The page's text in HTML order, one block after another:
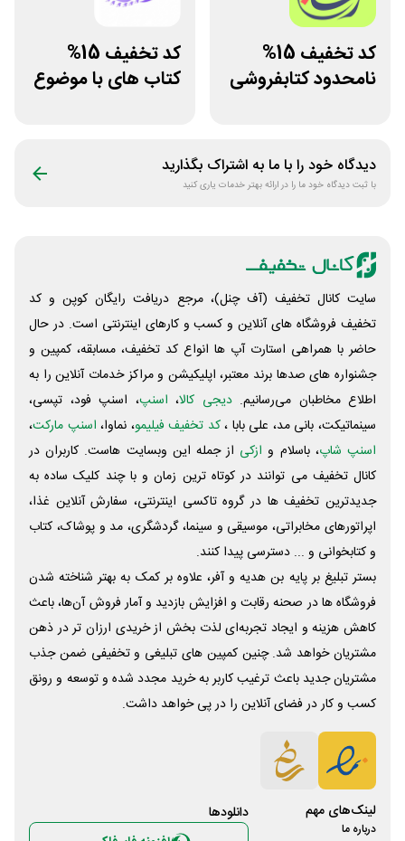
کد تخفیف 15%
نامحدود کتابفروشی
کد تخفیف 15%
کتاب های با موضوع
دیدگاه خود را با ما به اشتراک بگذارید
با ثبت دیدگاه خود ما را در ارائه بهتر خدمات یاری کنید
سایت کانال تخفیف (آف چنل)، مرجع دریافت رایگان کوپن و کد
تخفیف فروشگاه های آنلاین و کسب و‌ کارهای اینترنتی است. در حال
حاضر با همراهی استارت آپ ها انواع کد تخفیف، مسابقه، کمپین و
جشنواره های صدها برند معتبر، اپلیکیشن و مراکز خدمات آنلاین را به
اطلاع مخاطبان می‌رسانیم. دیجی کالا، اسنپ، اسنپ فود، تپسی،
سینماتیکت، بانی مد، علی‌ بابا ،کد تخفیف فیلیمو، نماوا، اسنپ مارکت،
اسنپ شاپ، باسلام و ازکی از جمله این وبسایت ‌هاست. کاربران در
کانال تخفیف می توانند در کوتاه ترین زمان و با چند کلیک ساده به
جدیدترین تخفیف ها در گروه تاکسی اینترنتی، سفارش آنلاین غذا،
اپراتورهای مخابراتی، موسیقی و سینما، گردشگری، مد و پوشاک، کتاب
و کتابخوانی و ... دسترسی پیدا کنند.
بستر تبلیغ بر پایه بن هدیه و آفر، علاوه بر کمک به بهتر شناخته شدن
فروشگاه ها در صحنه رقابت و افزایش بازدید و آمار فروش آن‌ها، باعث
کاهش هزینه و ایجاد تجربه‌ای لذت بخش از خریدی ارزان تر در ذهن
مشتریان خواهد شد. چنین کمپین های تبلیغی و تخفیفی ضمن جذب
مشتریان جدید باعث ترغیب کاربر به خرید مجدد شده و توسعه و رونق
کسب و کار در فضای آنلاین را در پی خواهد داشت.
لینک‌های مهم
درباره ما
دانلود‌ها